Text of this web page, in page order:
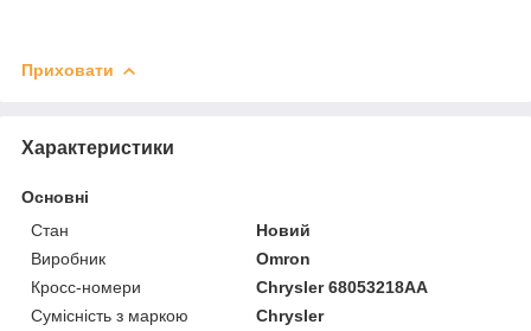
Приховати
Характеристики
Основні
Стан
Новий
Виробник
Omron
Кросс-номери
Chrysler 68053218AA
Сумісність з маркою
Chrysler